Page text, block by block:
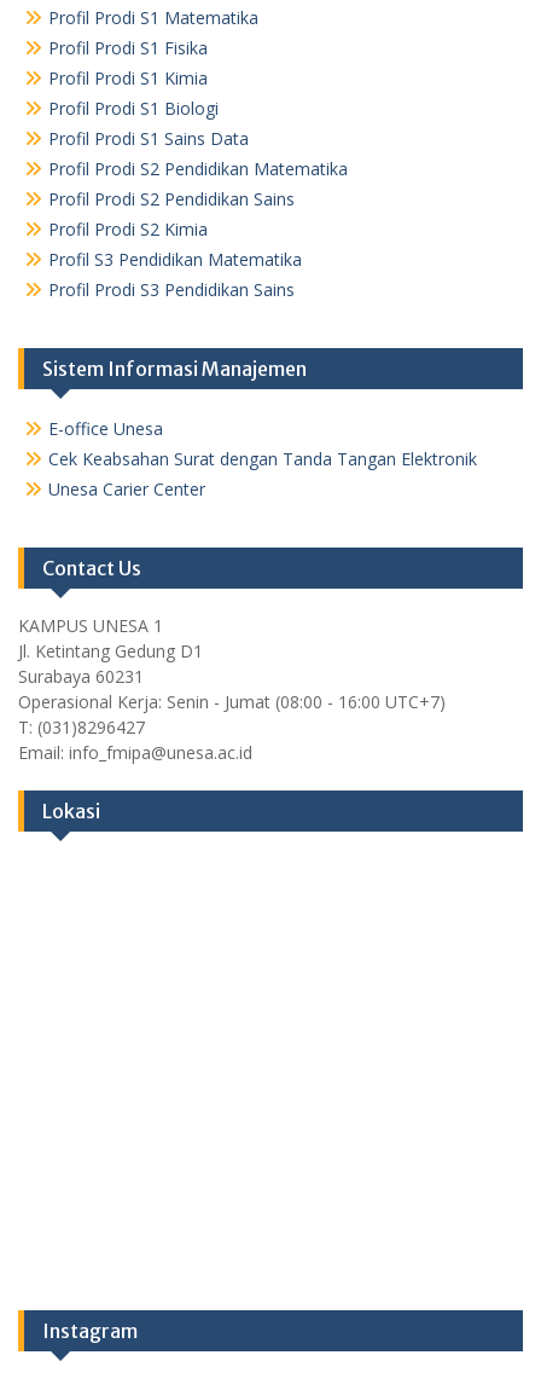
Profil Prodi S1 Matematika
Profil Prodi S1 Fisika
Profil Prodi S1 Kimia
Profil Prodi S1 Biologi
Profil Prodi S1 Sains Data
Profil Prodi S2 Pendidikan Matematika
Profil Prodi S2 Pendidikan Sains
Profil Prodi S2 Kimia
Profil S3 Pendidikan Matematika
Profil Prodi S3 Pendidikan Sains
Sistem Informasi Manajemen
E-office Unesa
Cek Keabsahan Surat dengan Tanda Tangan Elektronik
Unesa Carier Center
Contact Us
KAMPUS UNESA 1
Jl. Ketintang Gedung D1
Surabaya 60231
Operasional Kerja: Senin - Jumat (08:00 - 16:00 UTC+7)
T: (031)8296427
Email: info_fmipa@unesa.ac.id
Lokasi
Instagram